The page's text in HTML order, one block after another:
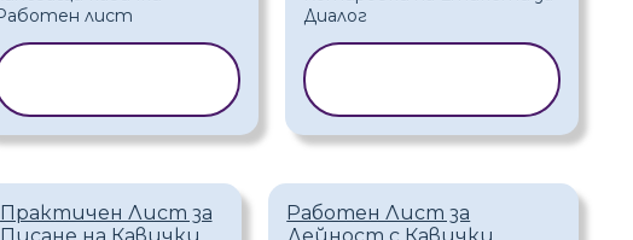
Практичен Лист за
Работен Лист за